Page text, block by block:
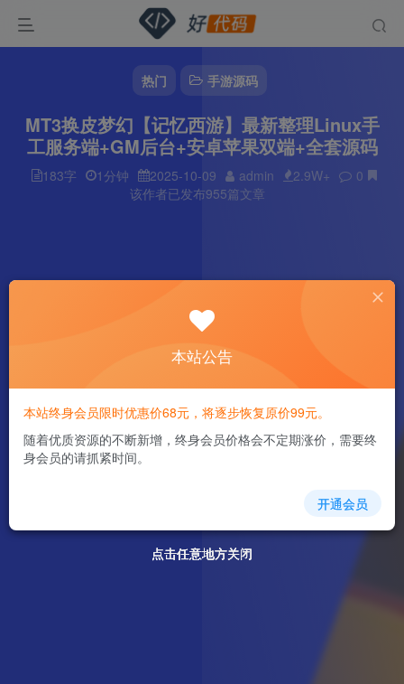
热门 手游源码
MT3换皮梦幻【记忆西游】最新整理Linux手
工服务端+GM后台+安卓苹果双端+全套源码
183字 1分钟 2025-10-09 admin 2.9W+
0
该作者已发布955篇文章
点击任意地方关闭
点击任意地方关闭
点击任意地方关闭
点击任意地方关闭
本站公告
本站终身会员限时优惠价68元，将逐步恢复原价99元。
随着优质资源的不断新增，终身会员价格会不定期涨价，需要终
身会员的请抓紧时间。
开通会员